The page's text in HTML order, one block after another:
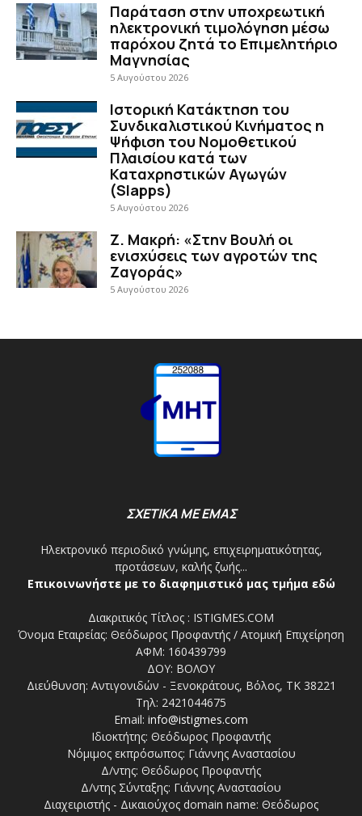
Παράταση στην υποχρεωτική
ηλεκτρονική τιμολόγηση μέσω
παρόχου ζητά το Επιμελητήριο
Μαγνησίας
5 Αυγούστου 2026
Ιστορική Κατάκτηση του
Συνδικαλιστικού Κινήματος η
Ψήφιση του Νομοθετικού
Πλαισίου κατά των
Καταχρηστικών Αγωγών
(Slapps)
5 Αυγούστου 2026
Ζ. Μακρή: «Στην Βουλή οι
ενισχύσεις των αγροτών της
Ζαγοράς»
5 Αυγούστου 2026
ΣΧΕΤΙΚΑ ΜΕ ΕΜΑΣ
Ηλεκτρονικό περιοδικό γνώμης, επιχειρηματικότητας,
προτάσεων, καλής ζωής...
Επικοινωνήστε με το διαφημιστικό μας τμήμα εδώ
Διακριτικός Τίτλος : ISTIGMES.COM
Όνομα Εταιρείας: Θεόδωρος Προφαντής / Ατομική Επιχείρηση
ΑΦΜ: 160439799
ΔΟΥ: ΒΟΛΟΥ
Διεύθυνση: Αντιγονιδών - Ξενοκράτους, Βόλος, ΤΚ 38221
Τηλ: 2421044675
Email: info@istigmes.com
Ιδιοκτήτης: Θεόδωρος Προφαντής
Νόμιμος εκπρόσωπος: Γιάννης Αναστασίου
Δ/ντης: Θεόδωρος Προφαντής
Δ/ντης Σύνταξης: Γιάννης Αναστασίου
Διαχειριστής - Δικαιούχος domain name: Θεόδωρος